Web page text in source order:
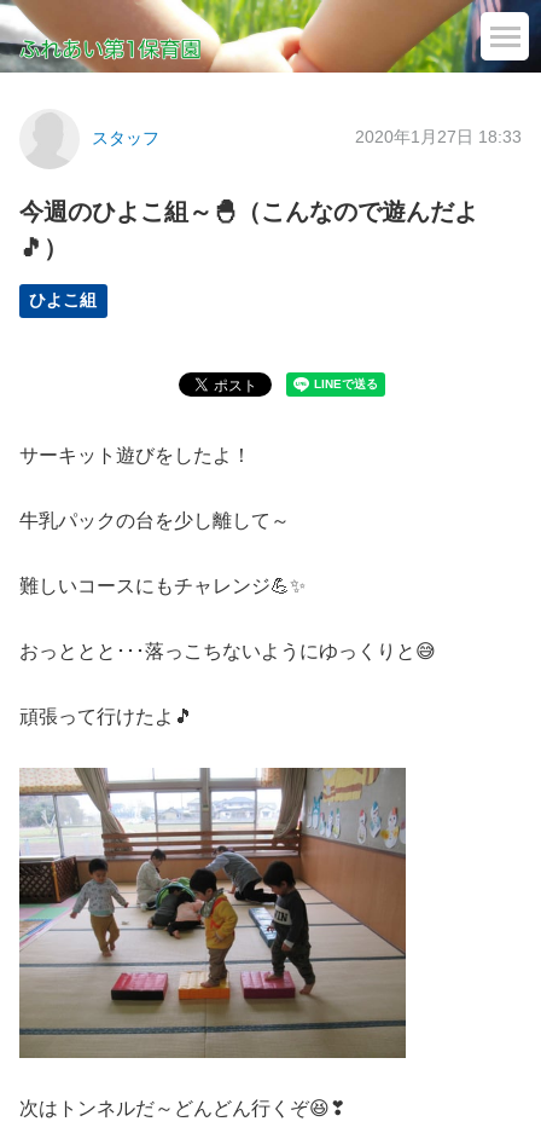
スタッフ 2020年1月27日 18:33
今週のひよこ組～🐣（こんなので遊んだよ
🎵）
ひよこ組
サーキット遊びをしたよ！
牛乳パックの台を少し離して～
難しいコースにもチャレンジ💪✨
おっととと･･･落っこちないようにゆっくりと😅
頑張って行けたよ🎵
次はトンネルだ～どんどん行くぞ😆❣